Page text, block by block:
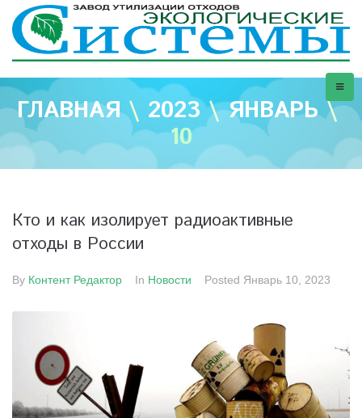
ГЛАВНАЯ \ 2023 \ ЯНВАРЬ \
10
Кто и как изолирует радиоактивные
отходы в России
By Контент Редактор In Новости Posted Январь 10, 2023